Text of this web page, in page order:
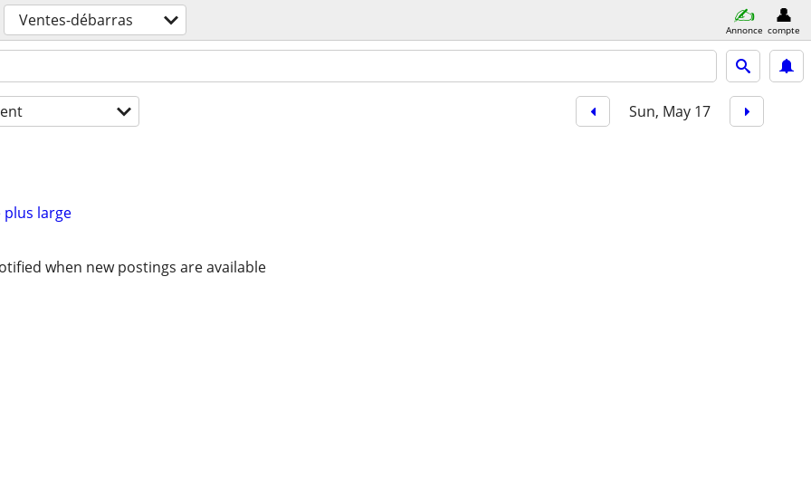
Ventes-débarras Annonce compte
Sun, May 17
plus large
when new postings are available